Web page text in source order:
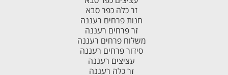
זר כלה כפר סבא
חנות פרחים רעננה
זר פרחים רעננה
משלוח פרחים רעננה
סידור פרחים רעננה
עציצים רעננה
זר כלה רעננה